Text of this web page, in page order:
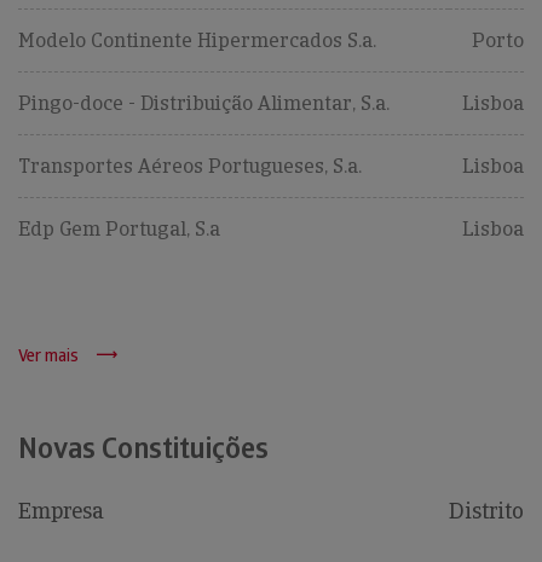
Modelo Continente Hipermercados S.a. Porto
Pingo-doce - Distribuição Alimentar, S.a. Lisboa
Transportes Aéreos Portugueses, S.a. Lisboa
Edp Gem Portugal, S.a Lisboa
Ver mais
Novas Constituições
Empresa Distrito